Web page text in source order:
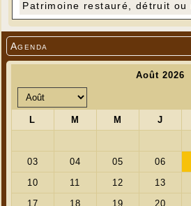
Agenda
Patrimoine restauré, détruit ou